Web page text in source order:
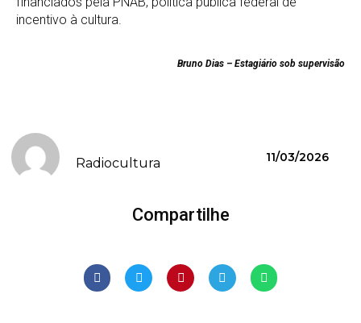
incentivo à cultura.
Bruno Dias – Estagiário sob supervisão
Radiocultura 11/03/2026
Compartilhe